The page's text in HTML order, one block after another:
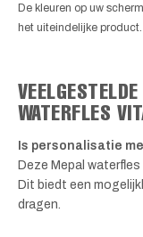
De kleuren op uw
het uiteindelijke product.
WATERFLES
Is personalisatie
Deze Mepal
Dit biedt een
dragen.